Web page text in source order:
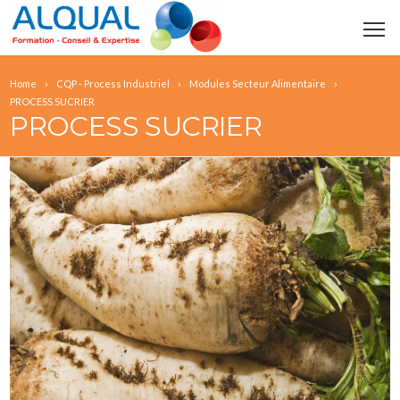
Home CQP - Process Industriel
Modules Secteur Alimentaire
PROCESS SUCRIER
PROCESS SUCRIER